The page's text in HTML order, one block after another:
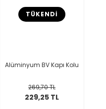
TÜKENDİ
Alüminyum BV Kapı Kolu
269,70 TL
229,25 TL